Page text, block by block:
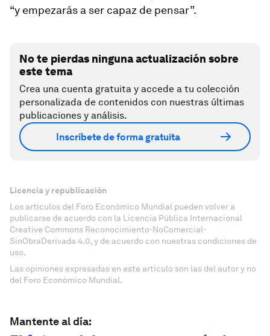
“y empezarás a ser capaz de pensar”.
No te pierdas ninguna actualización sobre
este tema
Crea una cuenta gratuita y accede a tu colección
personalizada de contenidos con nuestras últimas
publicaciones y análisis.
Inscríbete de forma gratuita
Licencia y republicación
Los artículos del Foro Económico Mundial pueden volver a
publicarse de acuerdo con la Licencia Pública Internacional
Creative Commons Reconocimiento-NoComercial-
SinObraDerivada 4.0, y de acuerdo con nuestras condiciones de
uso.
Las opiniones expresadas en este artículo son las del autor y no
del Foro Económico Mundial.
Mantente al día: